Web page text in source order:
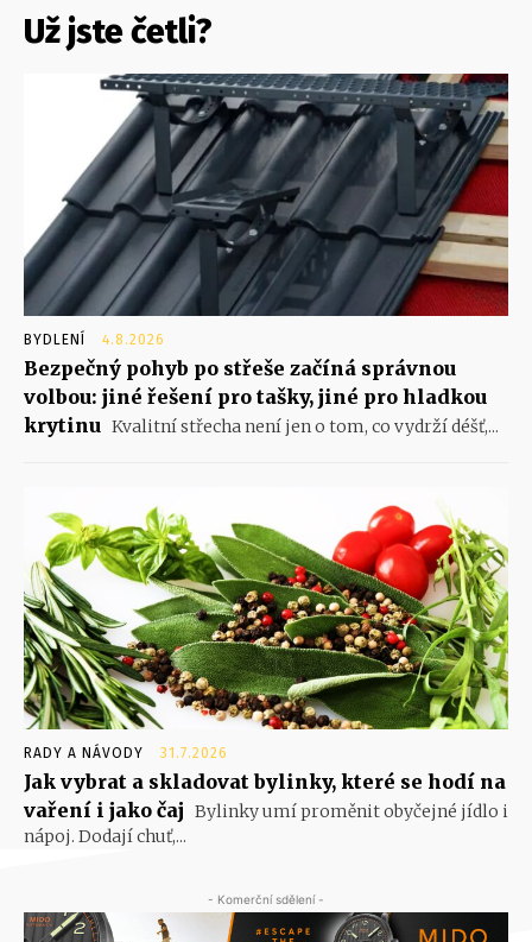
Už jste četli?
BYDLENÍ 4.8.2026
Bezpečný pohyb po střeše začíná správnou
volbou: jiné řešení pro tašky, jiné pro hladkou
krytinu Kvalitní střecha není jen o tom, co vydrží déšť,...
RADY A NÁVODY 31.7.2026
Jak vybrat a skladovat bylinky, které se hodí na
vaření i jako čaj Bylinky umí proměnit obyčejné jídlo i
nápoj. Dodají chuť,...
- Komerční sdělení -